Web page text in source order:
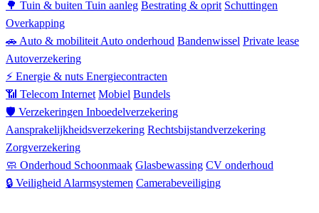
🌳 Tuin & buiten Tuin aanleg Bestrating & oprit Schuttingen
Overkapping
🚗 Auto & mobiliteit Auto onderhoud Bandenwissel Private lease
Autoverzekering
⚡ Energie & nuts Energiecontracten
📶 Telecom Internet Mobiel Bundels
🛡 Verzekeringen Inboedelverzekering
Aansprakelijkheidsverzekering Rechtsbijstandverzekering
Zorgverzekering
🧼 Onderhoud Schoonmaak Glasbewassing CV onderhoud
🔒 Veiligheid Alarmsystemen Camerabeveiliging